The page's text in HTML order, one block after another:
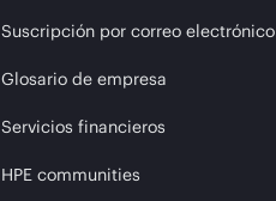
Suscripción por correo electrónico
Glosario de empresa
Servicios financieros
HPE communities